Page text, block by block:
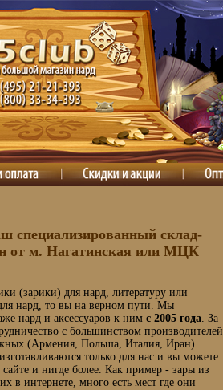
специализированный склад-
от м. Нагатинская или МЦК
(зарики) для нард, литературу или
нард, то вы на верном пути. Мы
нард и аксессуаров к ним с 2005 года. За
с большинством производителей
(Армения, Польша, Италия, Иран).
только для нас и вы можете
и нигде более. Как пример - зары из
в интернете, много есть мест где они